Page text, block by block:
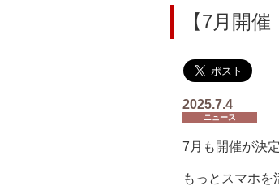
【7月開
2025.7.4
ニュース
7月も開催が決
もっとスマホ